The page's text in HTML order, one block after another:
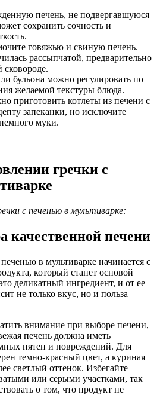
печень, не подвергавшуюся
сохранить сочность и
говяжью и свиную печень.
рассыпчатой, предварительно
сковороде.
бульона можно регулировать по
желаемой текстуры блюда.
приготовить котлеты из печени с
запеканки, но исключите
муки.
гречки с
с печенью в мультиварке:
качественной печени
в мультиварке начинается с
который станет основой
деликатный ингредиент, и от ее
не только вкус, но и польза
внимание при выборе печени,
печень должна иметь
пятен и повреждений. Для
темно-красный цвет, а куриная
светлый оттенок. Избегайте
или серыми участками, так
о том, что продукт не